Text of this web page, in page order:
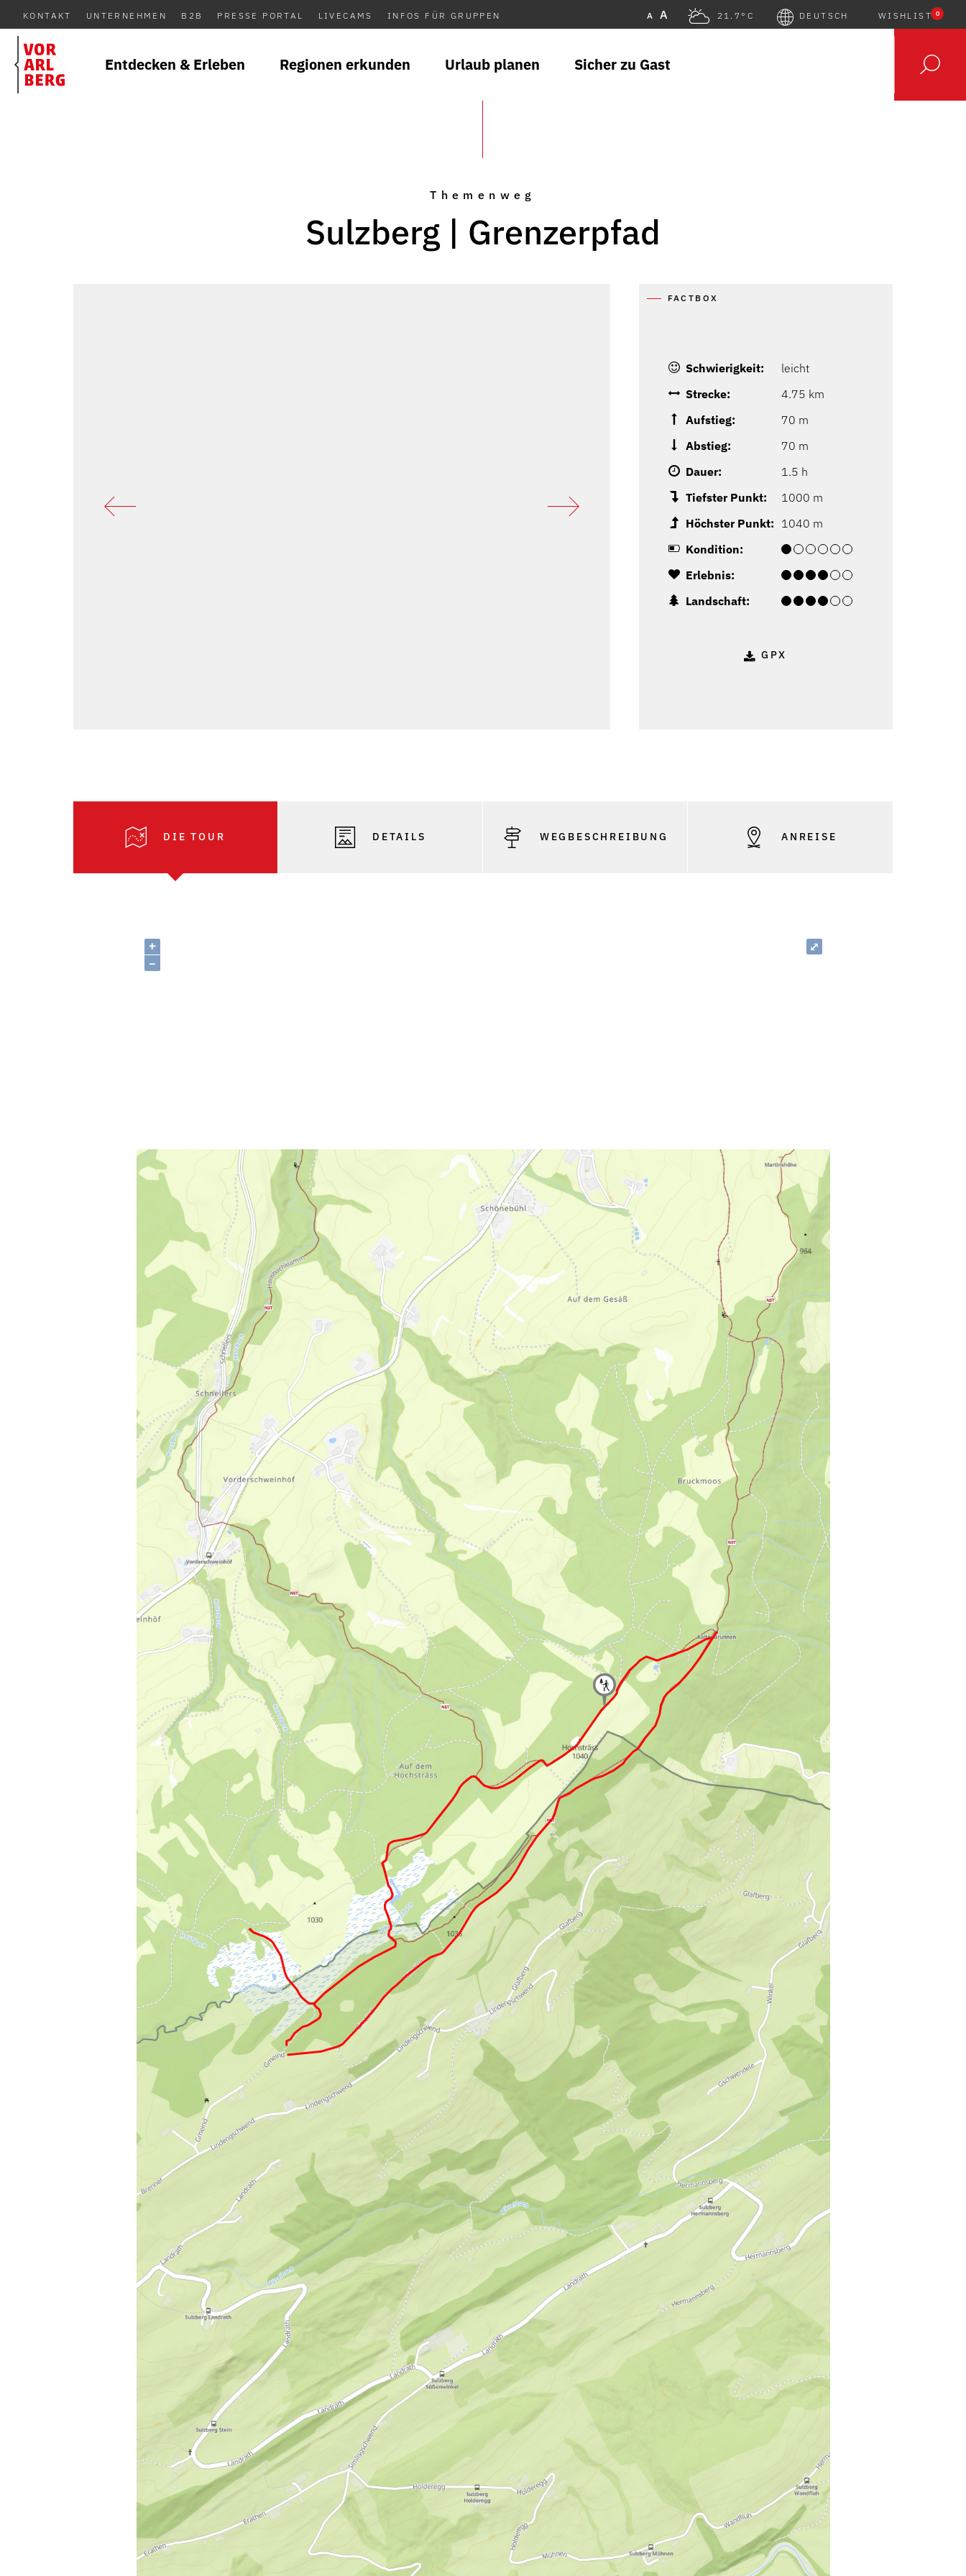
KONTAKT UNTERNEHMEN B2B PRESSE PORTAL LIVECAMS INFOS FÜR GRUPPEN A A 21.7°C DEUTSCH WISHLIST 0
Entdecken & Erleben Regionen erkunden Urlaub planen Sicher zu Gast
Themenweg
Sulzberg | Grenzerpfad
FACTBOX
Schwierigkeit:
leicht
Strecke:
4.75 km
Aufstieg:
70 m
Abstieg:
70 m
Dauer:
1.5 h
Tiefster Punkt:
1000 m
Höchster Punkt: 1040 m
Kondition:
Erlebnis:
Landschaft:
GPX
DIE TOUR DETAILS WEGBESCHREIBUNG ANREISE
+
–
⤢